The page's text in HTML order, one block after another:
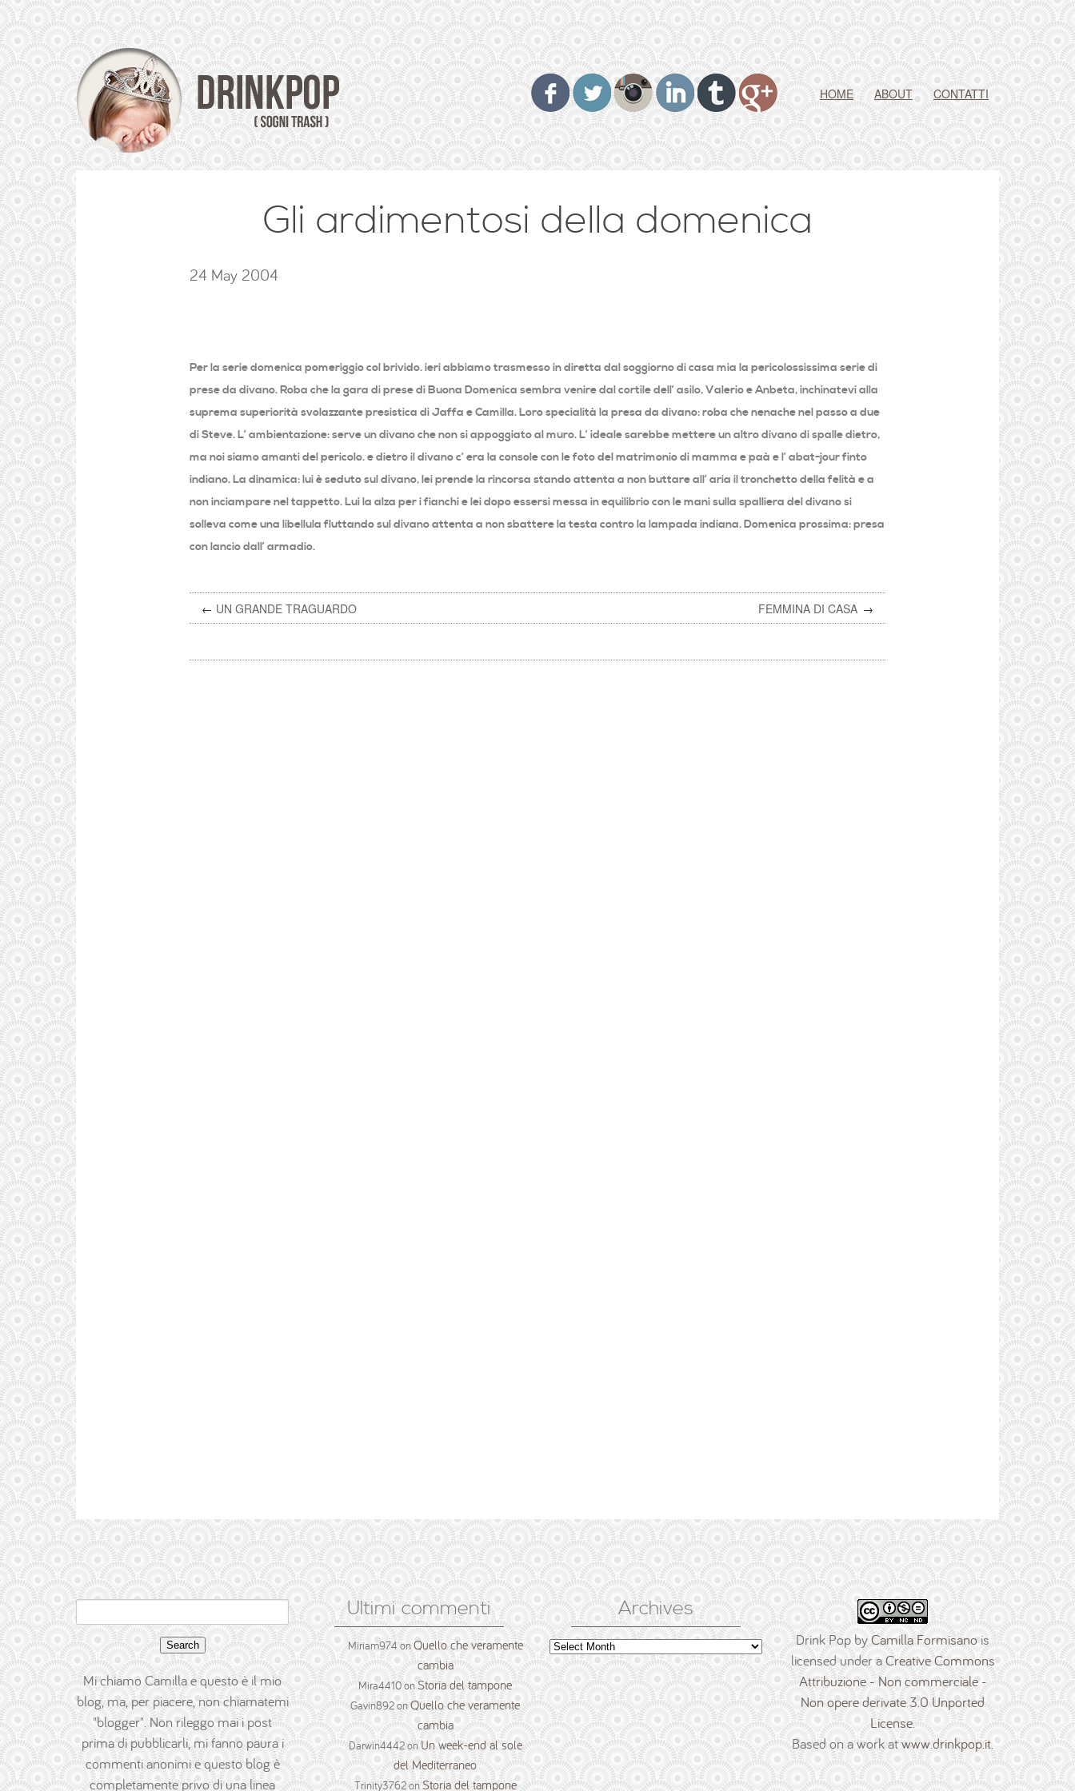
HOME ABOUT CONTATTI
Gli ardimentosi della domenica
24 May 2004
Per la serie domenica pomeriggio col brivido. ieri abbiamo trasmesso in diretta dal soggiorno di casa mia la pericolossissima serie di
prese da divano. Roba che la gara di prese di Buona Domenica sembra venire dal cortile dell’ asilo, Valerio e Anbeta, inchinatevi alla
suprema superiorità svolazzante presistica di Jaffa e Camilla. Loro specialità la presa da divano: roba che nenache nel passo a due
di Steve. L’ ambientazione: serve un divano che non si appoggiato al muro. L’ ideale sarebbe mettere un altro divano di spalle dietro,
ma noi siamo amanti del pericolo. e dietro il divano c’ era la console con le foto del matrimonio di mamma e paà e l’ abat-jour finto
indiano. La dinamica: lui è seduto sul divano, lei prende la rincorsa stando attenta a non buttare all’ aria il tronchetto della felità e a
non inciampare nel tappetto. Lui la alza per i fianchi e lei dopo essersi messa in equilibrio con le mani sulla spalliera del divano si
solleva come una libellula fluttando sul divano attenta a non sbattere la testa contro la lampada indiana. Domenica prossima: presa
con lancio dall’ armadio.
← UN GRANDE TRAGUARDO FEMMINA DI CASA →
for:
Mi chiamo Camilla e questo è il mio
blog, ma, per piacere, non chiamatemi
"blogger". Non rileggo mai i post
prima di pubblicarli, mi fanno paura i
commenti anonimi e questo blog è
completamente privo di una linea
Ultimi commenti
Miriam974 onQuello che veramente
cambia
Mira4410onStoria del tampone
Gavin892onQuello che veramente
cambia
Darwin4442onUn week-end al sole
del Mediterraneo
Trinity3762onStoria del tampone
Archives
Archives Drink Pop byCamilla Formisano is
licensed under aCreative Commons
Attribuzione - Non commerciale -
Non opere derivate 3.0 Unported
License.
Based on a work atwww.drinkpop.it.